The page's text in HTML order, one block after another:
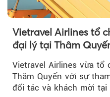
Vietravel Airlines tổ
đại lý tại Thâm
đường bay thẳng
Vietravel Airlines vừa
Thâm Quyến với sự
đối tác và khách mời tại